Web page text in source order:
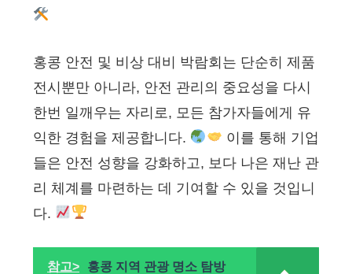
홍콩 안전 및 비상 대비 박람회는 단순히 제품
전시뿐만 아니라, 안전 관리의 중요성을 다시
한번 일깨우는 자리로, 모든 참가자들에게 유
익한 경험을 제공합니다.
이를 통해 기업
들은 안전 성향을 강화하고, 보다 나은 재난 관
리 체계를 마련하는 데 기여할 수 있을 것입니
다.
참고>
홍콩 지역 관광 명소 탐방